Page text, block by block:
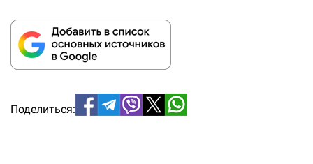
Поделиться: